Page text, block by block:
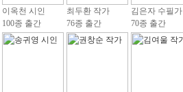
이옥천 시인
100종 출간
최두환 작가
76종 출간
김은자 수필가
70종 출간